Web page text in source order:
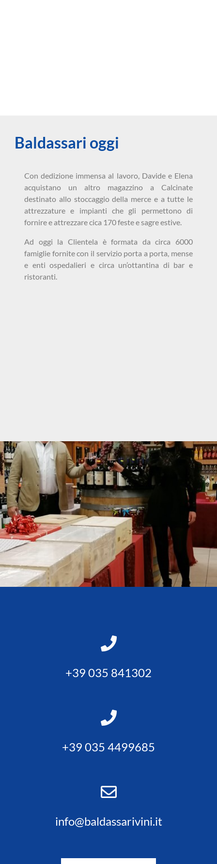
Baldassari oggi
Con dedizione immensa al lavoro, Davide e Elena
acquistano un altro magazzino a Calcinate
destinato allo stoccaggio della merce e a tutte le
attrezzature e impianti che gli permettono di
fornire e attrezzare cica 170 feste e sagre estive.
Ad oggi la Clientela è formata da circa 6000
famiglie fornite con il servizio porta a porta, mense
e enti ospedalieri e circa un’ottantina di bar e
ristoranti.
+39 035 841302
+39 035 4499685
info@baldassarivini.it